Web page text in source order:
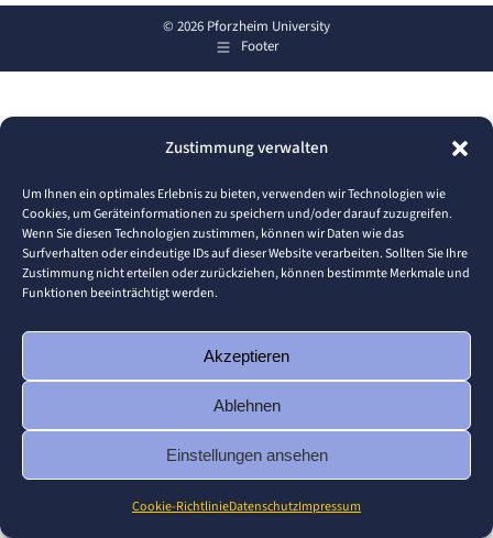
Zustimmung verwalten
Um Ihnen ein optimales Erlebnis zu bieten, verwenden wir Technologien wie
Cookies, um Geräteinformationen zu speichern und/oder darauf zuzugreifen.
Wenn Sie diesen Technologien zustimmen, können wir Daten wie das
Surfverhalten oder eindeutige IDs auf dieser Website verarbeiten. Sollten Sie Ihre
Zustimmung nicht erteilen oder zurückziehen, können bestimmte Merkmale und
Funktionen beeinträchtigt werden.
Akzeptieren
Ablehnen
Einstellungen ansehen
Cookie-RichtlinieDatenschutzImpressum
© 2026 Pforzheim University
Footer